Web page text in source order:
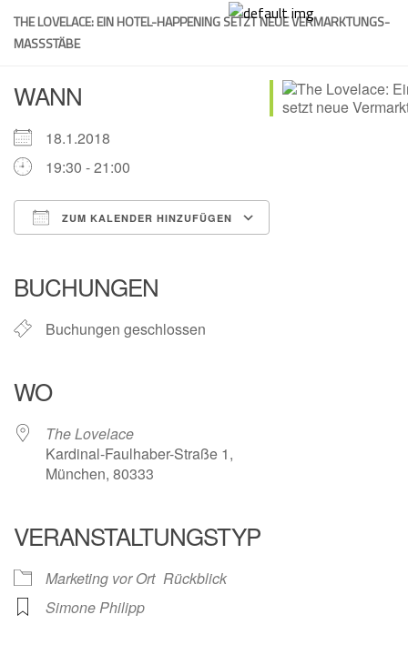
Skip
content
THE LOVELACE: EIN HOTEL-HAPPENING SETZT NEUE VERMARKTUNGS-
MASSSTÄBE
WANN
18.1.2018
19:30 - 21:00
ZUM KALENDER HINZUFÜGEN
BUCHUNGEN
Buchungen geschlossen
WO
The Lovelace
Kardinal-Faulhaber-Straße 1,
München, 80333
VERANSTALTUNGSTYP
Marketing vor Ort Rückblick
Simone Philipp